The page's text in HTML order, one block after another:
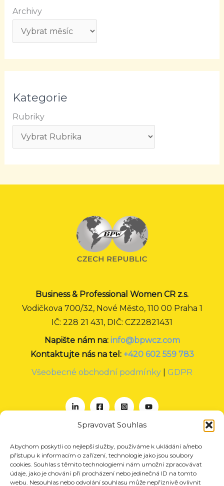
Spravovat Souhlas
Abychom poskytli co nejlepší služby, používáme k ukládání a/nebo
přístupu k informacím o zařízení, technologie jako jsou soubory
cookies. Souhlas s těmito technologiemi nám umožní zpracovávat
údaje, jako je chování při procházení nebo jedinečná ID na tomto
webu. Nesouhlas nebo odvolání souhlasu může nepříznivě ovlivnit
Archivy
Kategorie
Rubriky
Business & Professional Women CR z.s.
Vodičkova 700/32, Nové Město, 110 00 Praha 1
IČ: 228 21 431, DIČ: CZ22821431
Napište nám na: info@bpwcz.com
Kontaktujte nás na tel: +420 602 559 783
Všeobecné obchodní podmínky
GDPR
O nás
Projekty
Členství